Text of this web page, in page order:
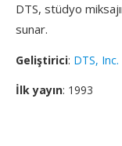
DTS, stüdyo
sunar.
Geliştirici: DTS, Inc.
İlk yayın: 1993